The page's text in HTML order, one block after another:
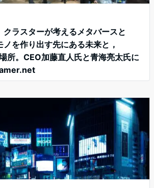
クラスターが考えるメタバースと
を作り出す先にある未来と，
所。CEO加藤直人氏と青海亮太氏に